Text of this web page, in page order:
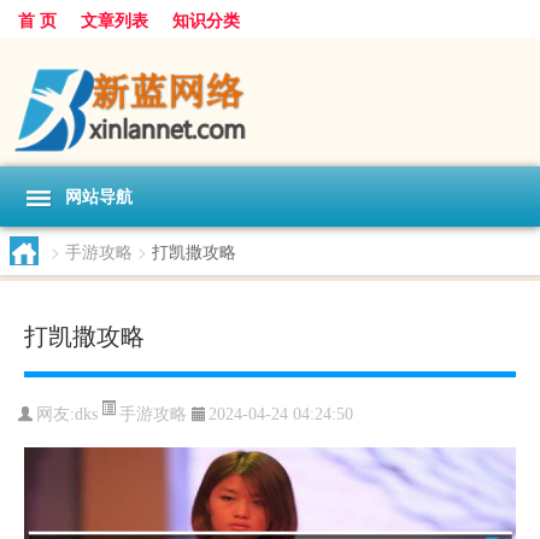
首 页 文章列表 知识分类
网站导航
> 手游攻略 > 打凯撒攻略
打凯撒攻略
网友:dks 手游攻略 2024-04-24 04:24:50